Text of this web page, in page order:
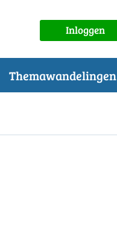
Inloggen
Themawandelingen